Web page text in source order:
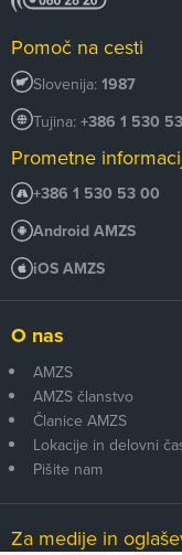
Pomoč na cesti
Slovenija: 1987
Tujina: +386 1 530
Prometne
+386 1 530 53 00
Android AMZS
iOS AMZS
O nas
AMZS
AMZS članstvo
Članice AMZS
Lokacije in delovni
Pišite nam
Za medije in